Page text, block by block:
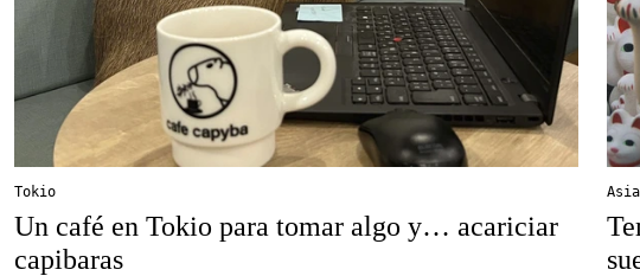
Tokio
Un café en Tokio para tomar algo y… acariciar
capibaras
Asia